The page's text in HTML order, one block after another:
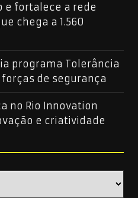
e fortalece a rede
chega a 1.560
programa Tolerância
de segurança
no Rio Innovation
e criatividade